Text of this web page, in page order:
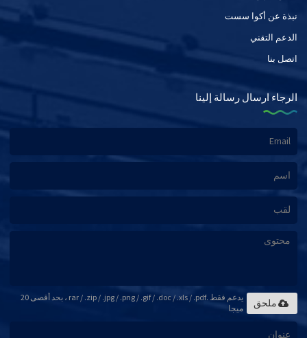
نبذة عن أكوا سست
الدعم التقني
اتصل بنا
الرجاء ارسال رسالة إلينا
يدعم فقط .rar / .zip / .jpg / .png / .gif / .doc / .xls / .pdf ، بحد أقصى 20
ميجا
ملحق